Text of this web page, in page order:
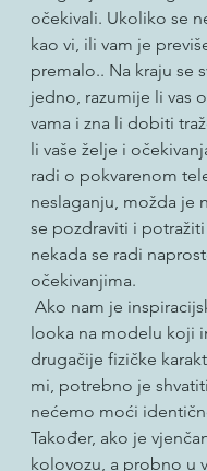
očekivali. Ukoliko se
kao vi, ili vam je
premalo.. Na kraju se
jedno, razumije li vas
vama i zna li dobiti
li vaše želje i
radi o pokvarenom
neslaganju, možda je
se pozdraviti i
nekada se radi
očekivanjima.
looka na modelu koji
drugačije fizičke
mi, potrebno je
nećemo moći
Također, ako je
kolovozu, a probno u